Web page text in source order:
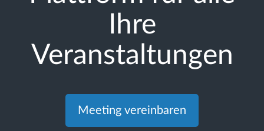
Ihre
Veranstaltungen
Meeting vereinbaren